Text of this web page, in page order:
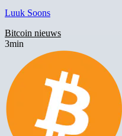
Luuk Soons
Bitcoin nieuws
3min